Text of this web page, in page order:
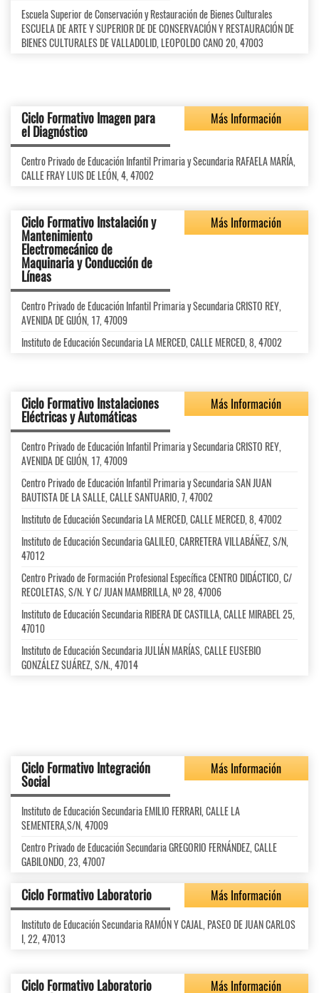
Escuela Superior de Conservación y Restauración de Bienes Culturales
ESCUELA DE ARTE Y SUPERIOR DE DE CONSERVACIÓN Y RESTAURACIÓN DE
BIENES CULTURALES DE VALLADOLID, LEOPOLDO CANO 20, 47003
Ciclo Formativo Imagen para
el Diagnóstico
Más Información
Centro Privado de Educación Infantil Primaria y Secundaria RAFAELA MARÍA,
CALLE FRAY LUIS DE LEÓN, 4, 47002
Ciclo Formativo Instalación y
Mantenimiento
Electromecánico de
Maquinaria y Conducción de
Líneas
Más Información
Centro Privado de Educación Infantil Primaria y Secundaria CRISTO REY,
AVENIDA DE GIJÓN, 17, 47009
Instituto de Educación Secundaria LA MERCED, CALLE MERCED, 8, 47002
Ciclo Formativo Instalaciones
Eléctricas y Automáticas
Más Información
Centro Privado de Educación Infantil Primaria y Secundaria CRISTO REY,
AVENIDA DE GIJÓN, 17, 47009
Centro Privado de Educación Infantil Primaria y Secundaria SAN JUAN
BAUTISTA DE LA SALLE, CALLE SANTUARIO, 7, 47002
Instituto de Educación Secundaria LA MERCED, CALLE MERCED, 8, 47002
Instituto de Educación Secundaria GALILEO, CARRETERA VILLABÁÑEZ, S/N,
47012
Centro Privado de Formación Profesional Específica CENTRO DIDÁCTICO, C/
RECOLETAS, S/N. Y C/ JUAN MAMBRILLA, Nº 28, 47006
Instituto de Educación Secundaria RIBERA DE CASTILLA, CALLE MIRABEL 25,
47010
Instituto de Educación Secundaria JULIÁN MARÍAS, CALLE EUSEBIO
GONZÁLEZ SUÁREZ, S/N., 47014
Ciclo Formativo Integración
Social
Más Información
Instituto de Educación Secundaria EMILIO FERRARI, CALLE LA
SEMENTERA,S/N, 47009
Centro Privado de Educación Secundaria GREGORIO FERNÁNDEZ, CALLE
GABILONDO, 23, 47007
Ciclo Formativo Laboratorio Más Información
Instituto de Educación Secundaria RAMÓN Y CAJAL, PASEO DE JUAN CARLOS
I, 22, 47013
Ciclo Formativo Laboratorio Más Información